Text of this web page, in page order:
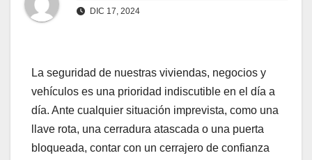
DIC 17, 2024
La seguridad de nuestras viviendas, negocios y
vehículos es una prioridad indiscutible en el día a
día. Ante cualquier situación imprevista, como una
llave rota, una cerradura atascada o una puerta
bloqueada, contar con un cerrajero de confianza